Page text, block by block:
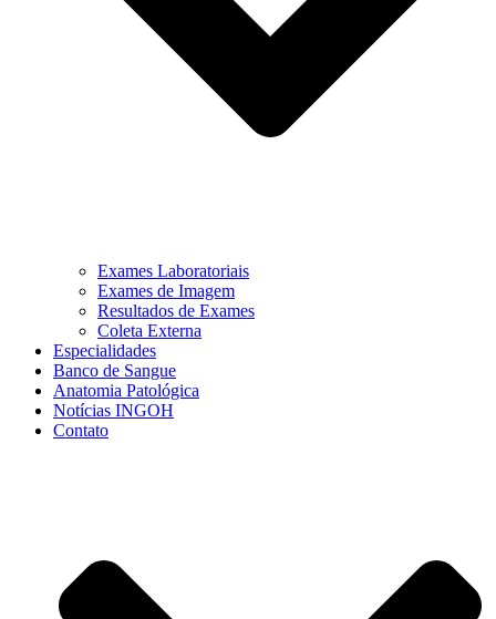
Exames Laboratoriais
Exames de Imagem
Resultados de Exames
Coleta Externa
Especialidades
Banco de Sangue
Anatomia Patológica
Notícias INGOH
Contato